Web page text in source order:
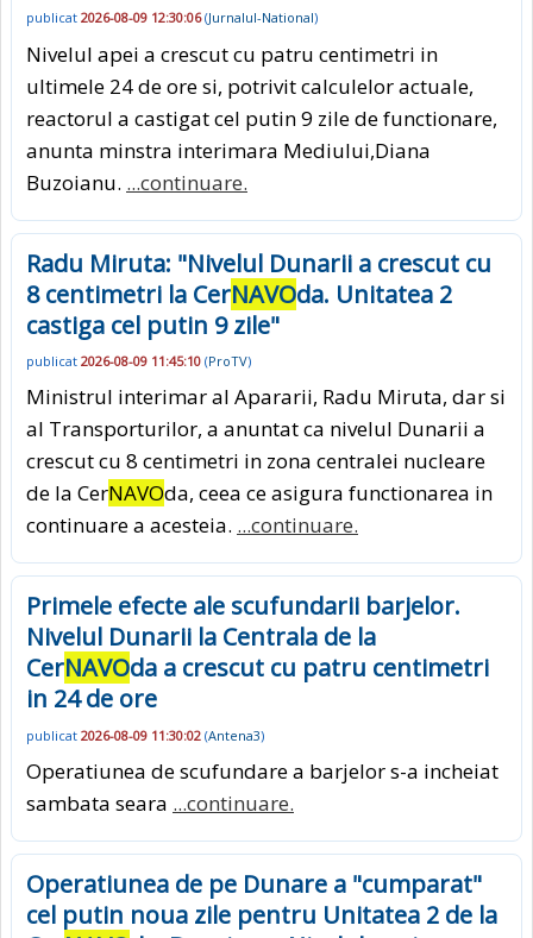
publicat 2026-08-09 12:30:06(Jurnalul-National)
Nivelul apei a crescut cu patru centimetri in
ultimele 24 de ore si, potrivit calculelor actuale,
reactorul a castigat cel putin 9 zile de functionare,
anunta minstra interimara Mediului,Diana
Buzoianu. ...continuare.
Radu Miruta: "Nivelul Dunarii a crescut cu
8 centimetri la CerNAVOda. Unitatea 2
castiga cel putin 9 zile"
publicat 2026-08-09 11:45:10 (ProTV)
Ministrul interimar al Apararii, Radu Miruta, dar si
al Transporturilor, a anuntat ca nivelul Dunarii a
crescut cu 8 centimetri in zona centralei nucleare
de la CerNAVOda, ceea ce asigura functionarea in
continuare a acesteia. ...continuare.
Primele efecte ale scufundarii barjelor.
Nivelul Dunarii la Centrala de la
CerNAVOda a crescut cu patru centimetri
in 24 de ore
publicat 2026-08-09 11:30:02 (Antena3)
Operatiunea de scufundare a barjelor s-a incheiat
sambata seara ...continuare.
Operatiunea de pe Dunare a "cumparat"
cel putin noua zile pentru Unitatea 2 de la